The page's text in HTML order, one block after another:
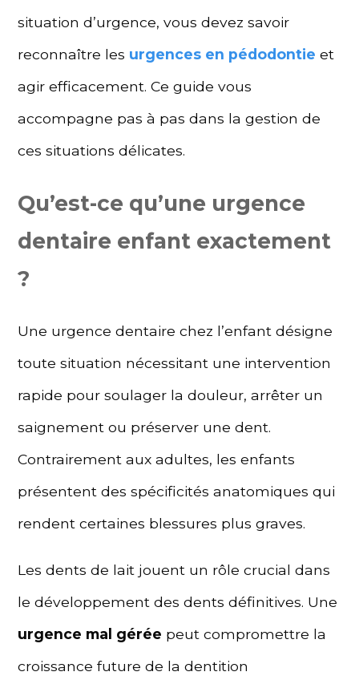
situation d’urgence, vous devez savoir
reconnaître les urgences en pédodontie et
agir efficacement. Ce guide vous
accompagne pas à pas dans la gestion de
ces situations délicates.
Qu’est-ce qu’une urgence
dentaire enfant exactement
?
Une urgence dentaire chez l’enfant désigne
toute situation nécessitant une intervention
rapide pour soulager la douleur, arrêter un
saignement ou préserver une dent.
Contrairement aux adultes, les enfants
présentent des spécificités anatomiques qui
rendent certaines blessures plus graves.
Les dents de lait jouent un rôle crucial dans
le développement des dents définitives. Une
urgence mal gérée peut compromettre la
croissance future de la dentition